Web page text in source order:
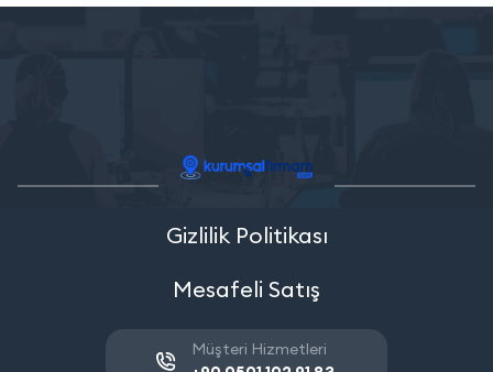
Gizlilik Politikası
Mesafeli Satış
Müşteri Hizmetleri